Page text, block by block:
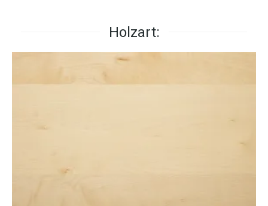
Holzart: